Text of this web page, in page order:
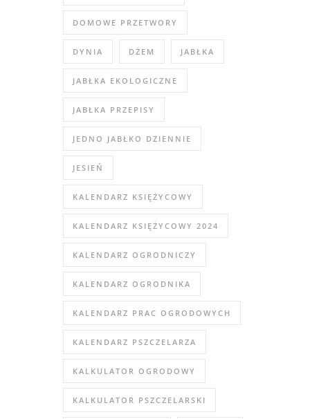
DOMOWE PRZETWORY
DYNIA DŻEM JABŁKA
JABŁKA EKOLOGICZNE
JABŁKA PRZEPISY
JEDNO JABŁKO DZIENNIE
JESIEŃ
KALENDARZ KSIĘŻYCOWY
KALENDARZ KSIĘŻYCOWY 2024
KALENDARZ OGRODNICZY
KALENDARZ OGRODNIKA
KALENDARZ PRAC OGRODOWYCH
KALENDARZ PSZCZELARZA
KALKULATOR OGRODOWY
KALKULATOR PSZCZELARSKI